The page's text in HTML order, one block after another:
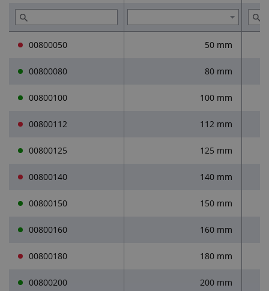
00800050 50 mm
00800080 80 mm
00800100 100 mm
00800112 112 mm
00800125 125 mm
00800140 140 mm
00800150 150 mm
00800160 160 mm
00800180 180 mm
00800200 200 mm